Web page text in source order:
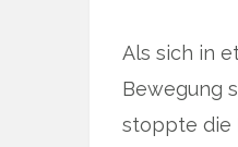
Als sich in
Bewegung
stoppte die